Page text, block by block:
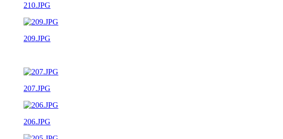
210.JPG
209.JPG
207.JPG
206.JPG